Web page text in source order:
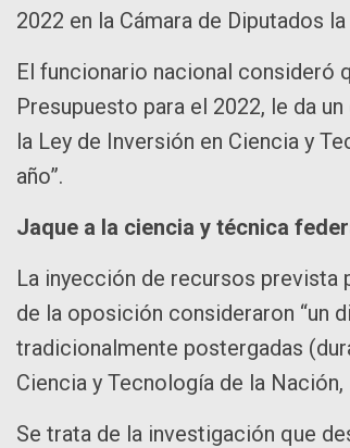
2022 en la Cámara de Diputados
El funcionario nacional consideró
Presupuesto para el 2022, le da
la Ley de Inversión en Ciencia y
año”.
Jaque a la ciencia y técnica
La inyección de recursos
de la oposición consideraron “un
tradicionalmente postergadas
Ciencia y Tecnología de la
Se trata de la investigación que